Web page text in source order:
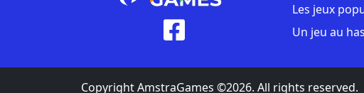
Les jeux
Un jeu au
Copyright AmstraGames ©2026. All rights reserved.